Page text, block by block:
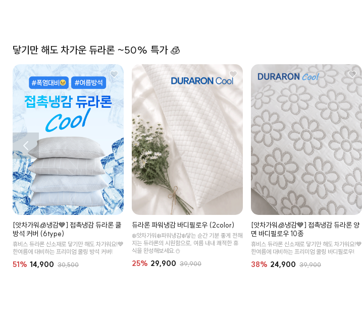
닿기만 해도 차가운 듀라론 ~50% 특가 🧊
[앗차가워🧊냉감💙] 접촉냉감 듀라론 쿨
방석 커버 (6type)
휴비스 듀라론 신소재로 닿기만 해도 차가워요!💙
한여름에 대비하는 프리미엄 쿨링 방석 커버!
51% 14,900 30,500
듀라론 파워냉감 바디필로우 (2color)
❄️앗차가워❄️파워냉감❄️닿는 순간 기분 좋게 전해
지는 듀라론의 시원함으로, 여름 내내 쾌적한 휴
식을 완성해보세요.⛄
25% 29,900 39,900
[앗차가워🧊냉감💙] 접촉냉감 듀라론 양
면 바디필로우 10종
휴비스 듀라론 신소재로 닿기만 해도 차가워요!💙
한여름에 대비하는 프리미엄 쿨링 바디필로우!
38% 24,900 39,900